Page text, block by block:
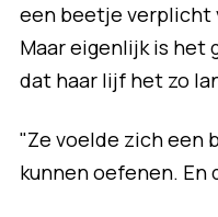
een beetje verplicht
Maar eigenlijk is het
dat haar lijf het zo
"Ze voelde zich een
kunnen oefenen. En